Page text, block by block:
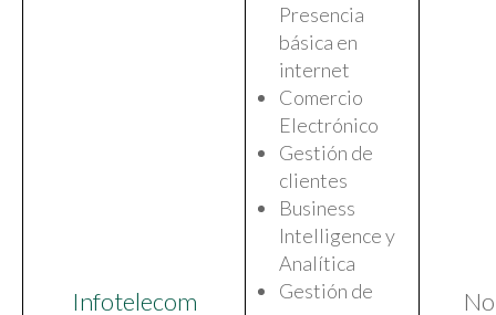
Infotelecom
Presencia
básica en
internet
Comercio
Electrónico
Gestión de
clientes
Business
Intelligence y
Analítica
Gestión de
No